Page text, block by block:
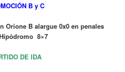
B y C
Orione B alargue 0x0 en penales
8×7
DE IDA